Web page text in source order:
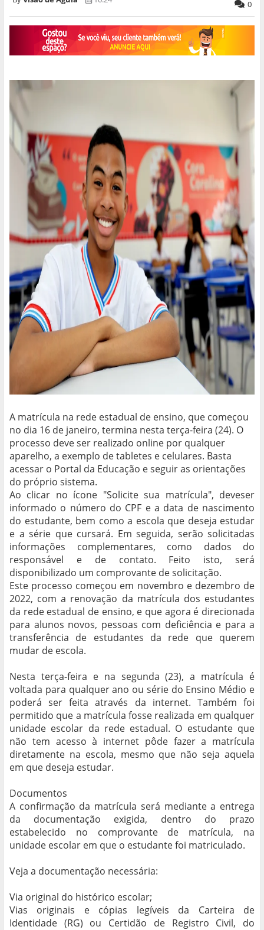
0
A matrícula na rede estadual de ensino, que começou
no dia 16 de janeiro, termina nesta terça-feira (24). O
processo deve ser realizado online por qualquer
aparelho, a exemplo de tabletes e celulares. Basta
acessar o Portal da Educação e seguir as orientações
do próprio sistema.
Ao clicar no ícone "Solicite sua matrícula", deveser
informado o número do CPF e a data de nascimento
do estudante, bem como a escola que deseja estudar
e a série que cursará. Em seguida, serão solicitadas
informações complementares, como dados do
responsável e de contato. Feito isto, será
disponibilizado um comprovante de solicitação.
Este processo começou em novembro e dezembro de
2022, com a renovação da matrícula dos estudantes
da rede estadual de ensino, e que agora é direcionada
para alunos novos, pessoas com deficiência e para a
transferência de estudantes da rede que querem
mudar de escola.
Nesta terça-feira e na segunda (23), a matrícula é
voltada para qualquer ano ou série do Ensino Médio e
poderá ser feita através da internet. Também foi
permitido que a matrícula fosse realizada em qualquer
unidade escolar da rede estadual. O estudante que
não tem acesso à internet pôde fazer a matrícula
diretamente na escola, mesmo que não seja aquela
em que deseja estudar.
Documentos
A confirmação da matrícula será mediante a entrega
da documentação exigida, dentro do prazo
estabelecido no comprovante de matrícula, na
unidade escolar em que o estudante foi matriculado.
Veja a documentação necessária:
Via original do histórico escolar;
Vias originais e cópias legíveis da Carteira de
Identidade (RG) ou Certidão de Registro Civil, do